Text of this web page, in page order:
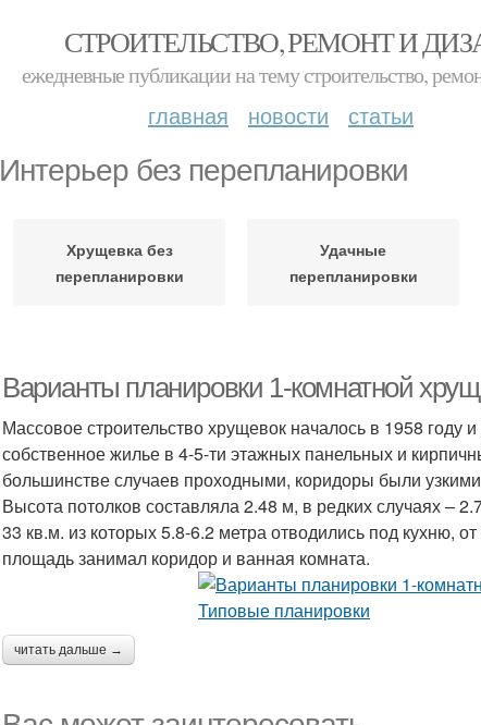
СТРОИТЕЛЬСТВО, РЕМОНТ И
ежедневные публикации на тему строительство,
главная новости статьи
Интерьер без перепланировки
Хрущевка без
перепланировки
Удачные
перепланировки
Варианты планировки 1-комнатной
Массовое строительство хрущевок началось в 1958
собственное жилье в 4-5-ти этажных панельных и
большинстве случаев проходными, коридоры были
Высота потолков составляла 2.48 м, в редких случаях
33 кв.м. из которых 5.8-6.2 метра отводились под кухню,
площадь занимал коридор и ванная комната.
читать дальше →